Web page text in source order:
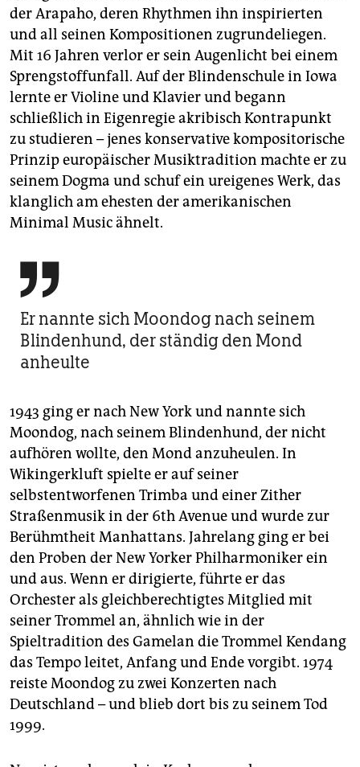
der Arapaho, deren Rhythmen ihn inspirierten
und all seinen Kompositionen zugrundeliegen.
Mit 16 Jahren verlor er sein Augenlicht bei einem
Sprengstoffunfall. Auf der Blindenschule in Iowa
lernte er Violine und Klavier und begann
schließlich in Eigenregie akribisch Kontrapunkt
zu studieren – jenes konservative kompositorische
Prinzip europäischer Musiktradition machte er zu
seinem Dogma und schuf ein ureigenes Werk, das
klanglich am ehesten der amerikanischen
Minimal Music ähnelt.

Er nannte sich Moondog nach seinem
Blindenhund, der ständig den Mond
anheulte
1943 ging er nach New York und nannte sich
Moondog, nach seinem Blindenhund, der nicht
aufhören wollte, den Mond anzuheulen. In
Wikingerkluft spielte er auf seiner
selbstentworfenen Trimba und einer Zither
Straßenmusik in der 6th Avenue und wurde zur
Berühmtheit Manhattans. Jahrelang ging er bei
den Proben der New Yorker Philharmoniker ein
und aus. Wenn er dirigierte, führte er das
Orchester als gleichberechtigtes Mitglied mit
seiner Trommel an, ähnlich wie in der
Spieltradition des Gamelan die Trommel Kendang
das Tempo leitet, Anfang und Ende vorgibt. 1974
reiste Moondog zu zwei Konzerten nach
Deutschland – und blieb dort bis zu seinem Tod
1999.